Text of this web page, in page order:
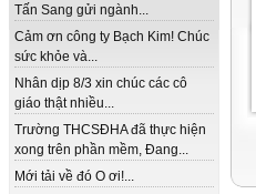
Tấn Sang gửi ngành...
Cảm ơn công ty Bạch Kim! Chúc
sức khỏe và...
Nhân dịp 8/3 xin chúc các cô
giáo thật nhiều...
Trường THCSĐHA đã thực hiện
xong trên phần mềm, Đang...
Mới tải về đó O ơi!...